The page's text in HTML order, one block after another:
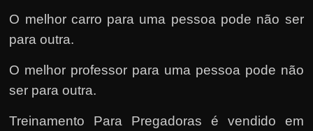
O melhor carro para uma pessoa pode não ser
para outra.
O melhor professor para uma pessoa pode não
ser para outra.
Treinamento Para Pregadoras é vendido em